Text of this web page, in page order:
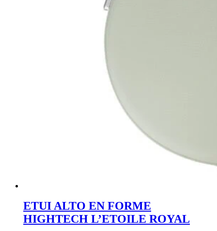
ETUI ALTO EN FORME
HIGHTECH L’ETOILE ROYAL